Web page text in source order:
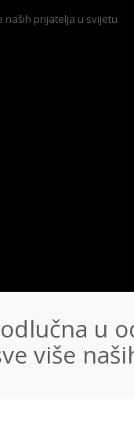
naših prijatelja u svijetu
odlučna u
više